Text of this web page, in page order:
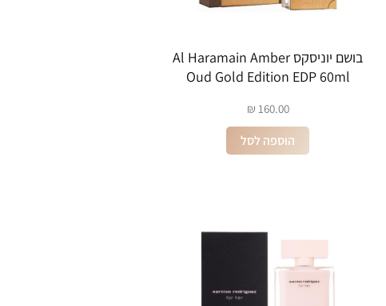
בושם יוניסקס Al Haramain Amber
Oud Gold Edition EDP 60ml
160.00
₪
הוספה לסל